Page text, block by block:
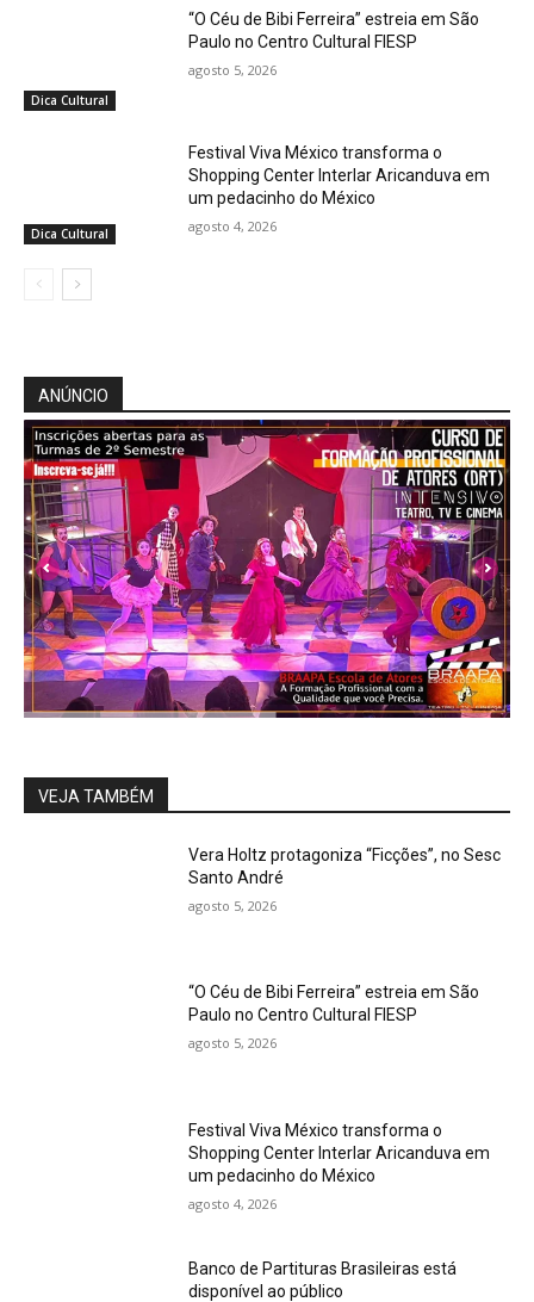
Dica Cultural
“O Céu de Bibi Ferreira” estreia em São
Paulo no Centro Cultural FIESP
agosto 5, 2026
Dica Cultural
Festival Viva México transforma o
Shopping Center Interlar Aricanduva em
um pedacinho do México
agosto 4, 2026
ANÚNCIO
VEJA TAMBÉM
Vera Holtz protagoniza “Ficções”, no Sesc
Santo André
agosto 5, 2026
“O Céu de Bibi Ferreira” estreia em São
Paulo no Centro Cultural FIESP
agosto 5, 2026
Festival Viva México transforma o
Shopping Center Interlar Aricanduva em
um pedacinho do México
agosto 4, 2026
Banco de Partituras Brasileiras está
disponível ao público